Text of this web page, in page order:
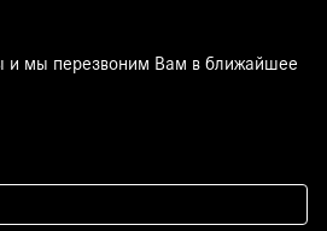
и мы перезвоним Вам в ближайшее